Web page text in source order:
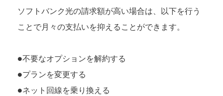
ソフトバンク光の請求額が高い場合は、以下を行う
ことで月々の支払いを抑えることができます。
●不要なオプションを解約する
●プランを変更する
●ネット回線を乗り換える